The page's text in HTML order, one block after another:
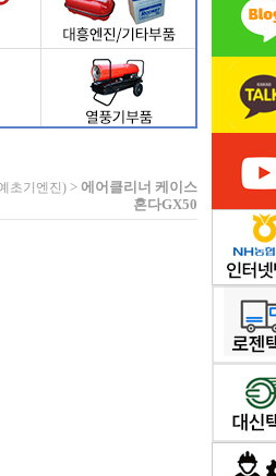
초기엔진) > 에어클리너 케이스
혼다GX50